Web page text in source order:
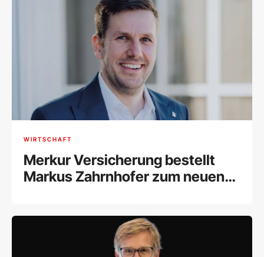
WIRTSCHAFT
Merkur Versicherung bestellt
Markus Zahrnhofer zum neuen